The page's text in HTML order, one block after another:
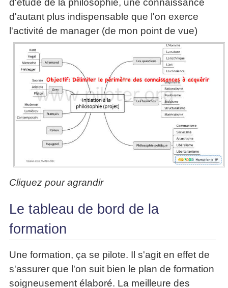
d'autant plus indispensable que l'on exerce
l'activité de manager (de mon point de vue)
Cliquez pour agrandir
Le tableau de bord de la
formation
Une formation, ça se pilote. Il s'agit en effet de
s'assurer que l'on suit bien le plan de formation
soigneusement élaboré. La meilleure des